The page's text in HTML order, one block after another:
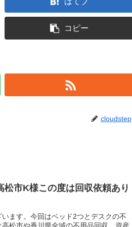
コピー
cloudstep
松市K様この度は回収依頼あり
ます。今回はベッド2つとデスクの不
松市や香川県全域の不用品回収、資産